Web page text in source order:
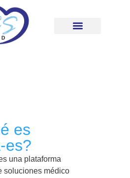
es
es?
una plataforma
soluciones médico